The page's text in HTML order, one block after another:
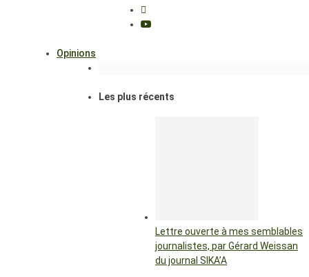
Opinions
Les plus récents
Lettre ouverte à mes semblables
journalistes, par Gérard Weissan
du journal SIKA’A